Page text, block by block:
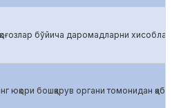
бўйича даромадларни хисоблаш
юқори бошқарув органи томонидан қабул